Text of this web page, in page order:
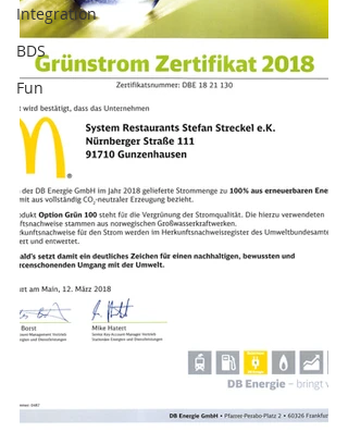
Integration
BDS
Fun